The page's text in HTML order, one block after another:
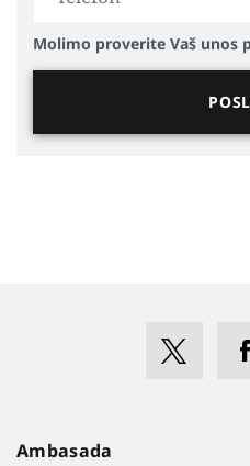
Molimo proverite Vaš unos
Ambasada